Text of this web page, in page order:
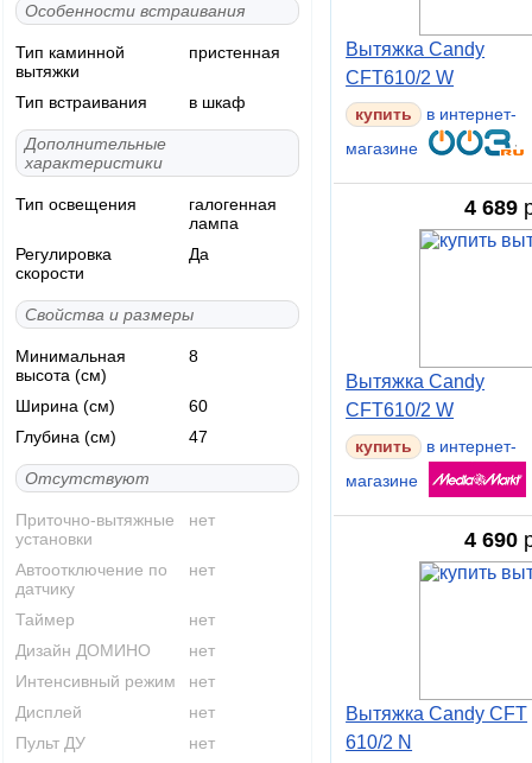
Особенности встраивания
Тип каминной
вытяжки
пристенная
Тип встраивания в шкаф
Дополнительные
характеристики
Тип освещения
галогенная
лампа
Регулировка
скорости
Да
Свойства и размеры
Минимальная
высота (см)
8
Ширина (см)
60
Глубина (см)
47
Отсутствуют
Приточно-вытяжные
установки
нет
Автоотключение по
датчику
нет
Таймер
нет
Дизайн ДОМИНО
нет
Интенсивный режим
нет
Дисплей
нет
Пульт ДУ
нет
Вытяжка Candy
CFT610/2 W
купить
в интернет-
магазине
4 689
Вытяжка Candy
CFT610/2 W
купить
в интернет-
магазине
4 690
Вытяжка Candy CFT
610/2 N